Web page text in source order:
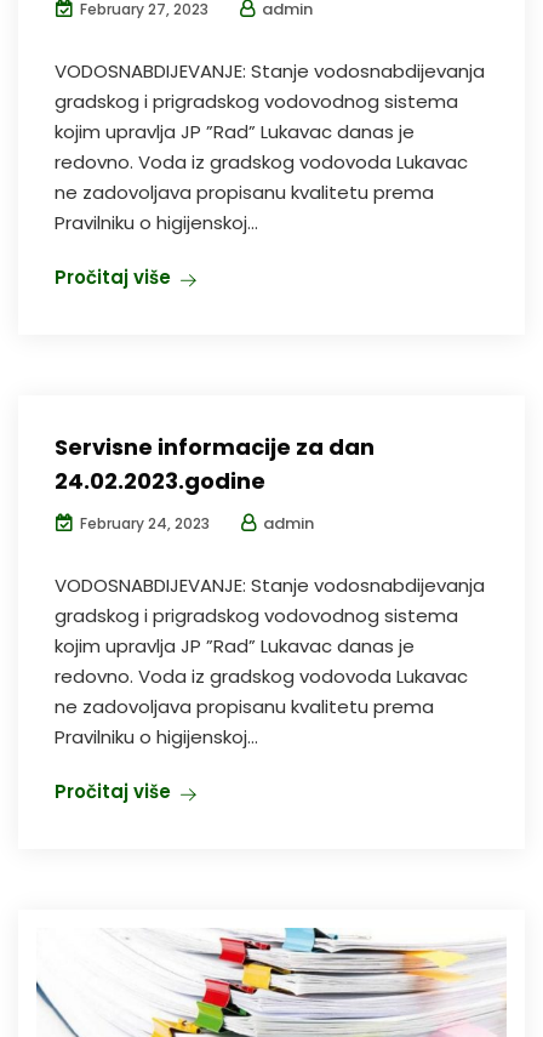
February 27, 2023 admin
VODOSNABDIJEVANJE: Stanje vodosnabdijevanja
gradskog i prigradskog vodovodnog sistema
kojim upravlja JP ”Rad” Lukavac danas je
redovno. Voda iz gradskog vodovoda Lukavac
ne zadovoljava propisanu kvalitetu prema
Pravilniku o higijenskoj...
Pročitaj više
Servisne informacije za dan
24.02.2023.godine
February 24, 2023 admin
VODOSNABDIJEVANJE: Stanje vodosnabdijevanja
gradskog i prigradskog vodovodnog sistema
kojim upravlja JP ”Rad” Lukavac danas je
redovno. Voda iz gradskog vodovoda Lukavac
ne zadovoljava propisanu kvalitetu prema
Pravilniku o higijenskoj...
Pročitaj više